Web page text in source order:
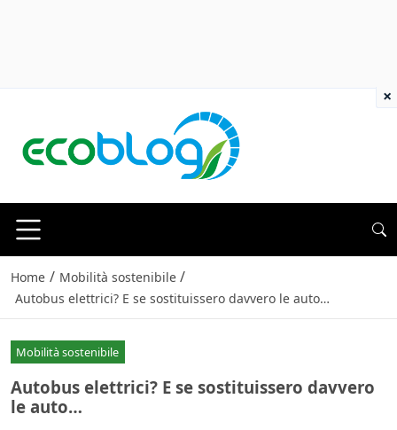
Home / Mobilità sostenibile /
Autobus elettrici? E se sostituissero davvero le auto…
Mobilità sostenibile
Autobus elettrici? E se sostituissero davvero
le auto…
×